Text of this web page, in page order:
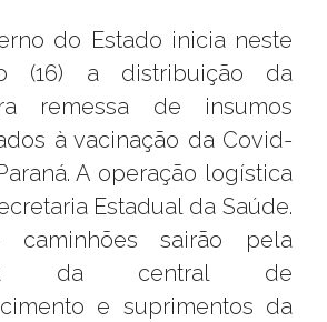
do Estado inicia neste
(16) a distribuição da
remessa de insumos
à vacinação da Covid-
A operação logística
Estadual da Saúde.
caminhões sairão pela
da central de
e suprimentos da